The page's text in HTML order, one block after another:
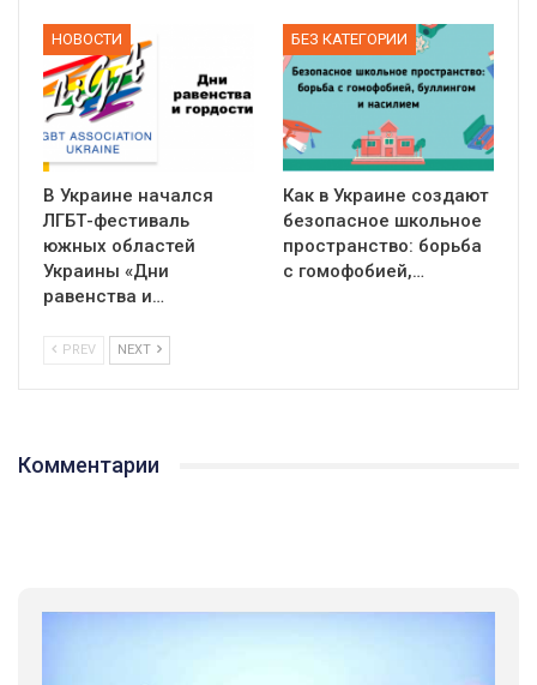
НОВОСТИ
В Украине начался
ЛГБТ-фестиваль
южных областей
Украины «Дни
равенства и…
БЕЗ КАТЕГОРИИ
Как в Украине создают
безопасное школьное
пространство: борьба
с гомофобией,…
PREV NEXT
Комментарии